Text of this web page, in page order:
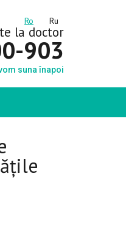
Ro Ru
la doctor
903
suna înapoi